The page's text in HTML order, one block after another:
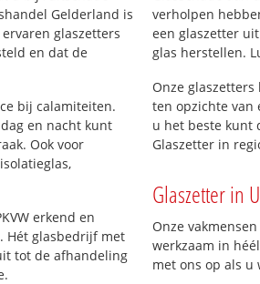
Gelderland is
glaszetters
en dat de
bij calamiteiten.
dag en nacht kunt
Ook voor
erkend en
Hét glasbedrijf met
tot de afhandeling
verholpen
een glaszetter
glas herstellen.
Onze
ten opzichte van
u het beste kunt
Glaszetter in
Glaszetter in
Onze
werkzaam in
met ons op als u